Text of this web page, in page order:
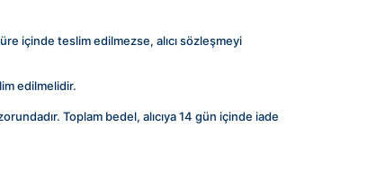
içinde teslim edilmezse, alıcı sözleşmeyi
edilmelidir.
Toplam bedel, alıcıya 14 gün içinde iade